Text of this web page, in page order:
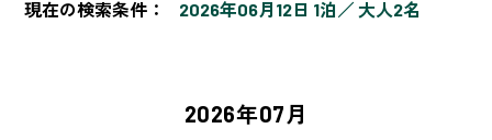
現在の検索条件： 2026年06月12日 1泊 大人2名
2026年07月